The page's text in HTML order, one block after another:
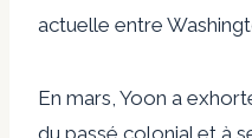
actuelle entre
En mars, Yoon a
du passé colonial et à